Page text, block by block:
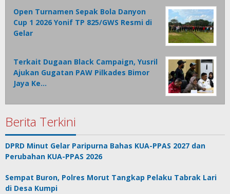
Open Turnamen Sepak Bola Danyon
Cup 1 2026 Yonif TP 825/GWS Resmi di
Gelar
Terkait Dugaan Black Campaign, Yusril
Ajukan Gugatan PAW Pilkades Bimor
Jaya Ke…
Berita Terkini
DPRD Minut Gelar Paripurna Bahas KUA-PPAS 2027 dan
Perubahan KUA-PPAS 2026
Sempat Buron, Polres Morut Tangkap Pelaku Tabrak Lari
di Desa Kumpi